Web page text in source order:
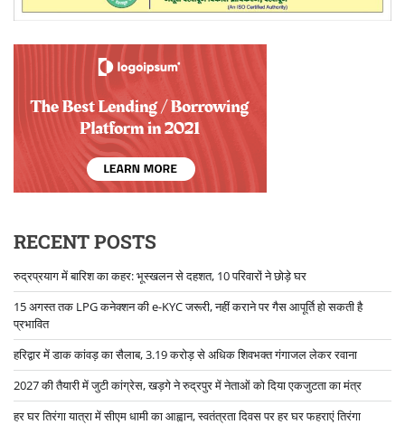
RECENT POSTS
रुद्रप्रयाग में बारिश का कहर: भूस्खलन से दहशत, 10 परिवारों ने छोड़े घर
15 अगस्त तक LPG कनेक्शन की e-KYC जरूरी, नहीं कराने पर गैस आपूर्ति हो सकती है
प्रभावित
हरिद्वार में डाक कांवड़ का सैलाब, 3.19 करोड़ से अधिक शिवभक्त गंगाजल लेकर रवाना
2027 की तैयारी में जुटी कांग्रेस, खड़गे ने रुद्रपुर में नेताओं को दिया एकजुटता का मंत्र
हर घर तिरंगा यात्रा में सीएम धामी का आह्वान, स्वतंत्रता दिवस पर हर घर फहराएं तिरंगा